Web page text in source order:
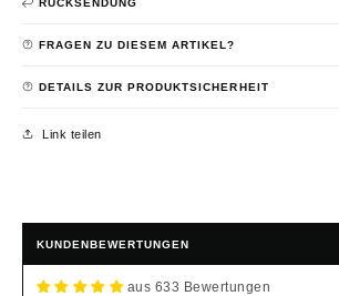
FRAGEN ZU DIESEM ARTIKEL?
DETAILS ZUR PRODUKTSICHERHEIT
Link teilen
KUNDENBEWERTUNGEN
aus 633 Bewertungen